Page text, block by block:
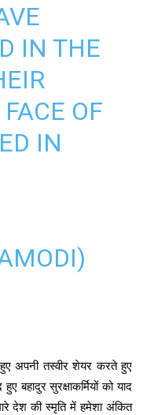
IN THE
OF
IN
अपनी तस्वीर शेयर करते हुए
सुरक्षाकर्मियों को याद
देश की स्मृति में हमेशा अंकित